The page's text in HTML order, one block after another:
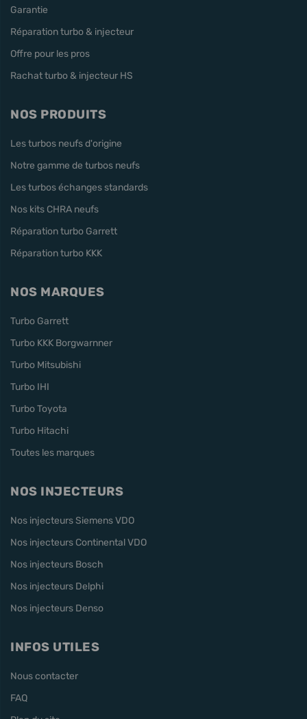
Garantie
Réparation turbo & injecteur
Offre pour les pros
Rachat turbo & injecteur HS
NOS PRODUITS
Les turbos neufs d'origine
Notre gamme de turbos neufs
Les turbos échanges standards
Nos kits CHRA neufs
Réparation turbo Garrett
Réparation turbo KKK
NOS MARQUES
Turbo Garrett
Turbo KKK Borgwarnner
Turbo Mitsubishi
Turbo IHI
Turbo Toyota
Turbo Hitachi
Toutes les marques
NOS INJECTEURS
Nos injecteurs Siemens VDO
Nos injecteurs Continental VDO
Nos injecteurs Bosch
Nos injecteurs Delphi
Nos injecteurs Denso
INFOS UTILES
Nous contacter
FAQ